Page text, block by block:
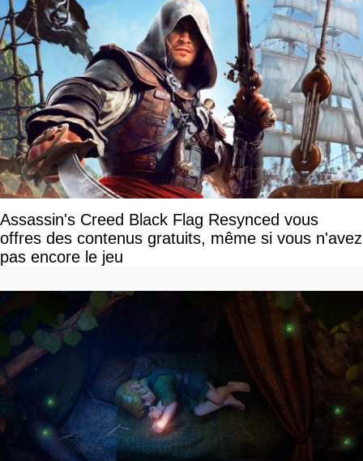
Assassin's Creed Black Flag Resynced vous
offres des contenus gratuits, même si vous n'avez
pas encore le jeu